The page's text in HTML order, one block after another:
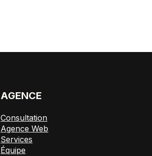
AGENCE
Consultation
Agence Web
Services
Équipe